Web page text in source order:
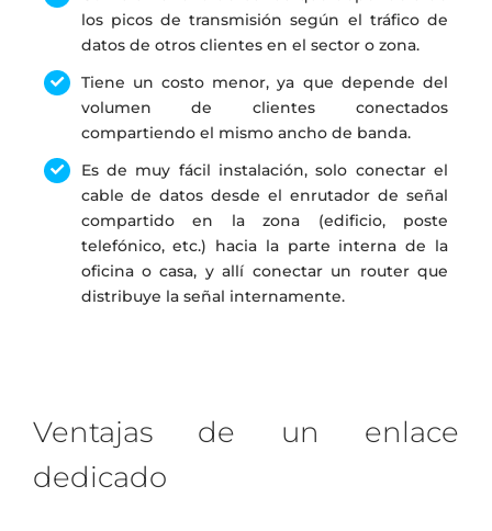
los picos de transmisión según el tráfico de
datos de otros clientes en el sector o zona.
Tiene un costo menor, ya que depende del
volumen de clientes conectados
compartiendo el mismo ancho de banda.
Es de muy fácil instalación, solo conectar el
cable de datos desde el enrutador de señal
compartido en la zona (edificio, poste
telefónico, etc.) hacia la parte interna de la
oficina o casa, y allí conectar un router que
distribuye la señal internamente.
Ventajas de un enlace
dedicado